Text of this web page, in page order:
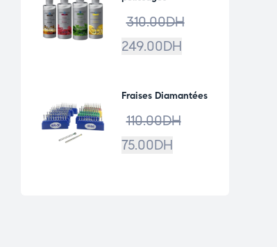
310.00DH
249.00DH
Fraises Diamantées
110.00DH
75.00DH